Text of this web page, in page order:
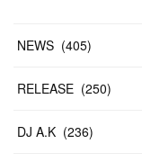
NEWS (405)
RELEASE (250)
DJ A.K (236)